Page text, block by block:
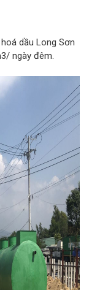
dầu Long Sơn
ngày đêm.